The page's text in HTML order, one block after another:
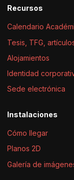
Recursos
Calendario
Tesis, TFG,
Alojamientos
Identidad
Sede electrónica
Instalaciones
Cómo llegar
Planos 2D
Galería de